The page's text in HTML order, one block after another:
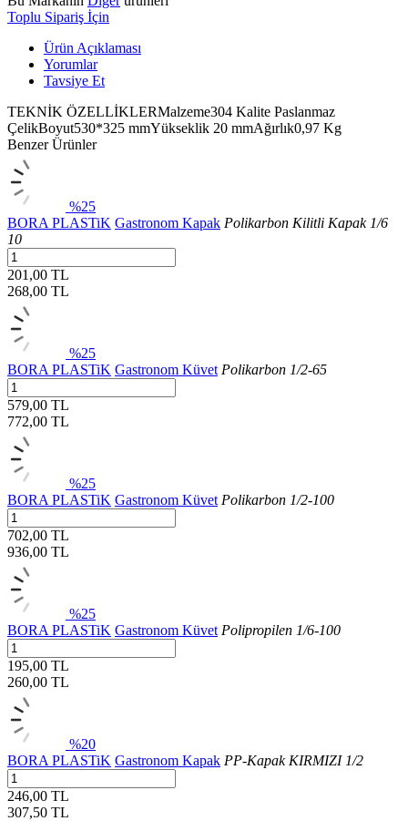
Toplu Sipariş İçin
Ürün Açıklaması
Yorumlar
Tavsiye Et
TEKNİK ÖZELLİKLERMalzeme304 Kalite Paslanmaz
ÇelikBoyut530*325 mmYükseklik 20 mmAğırlık0,97 Kg
Benzer Ürünler
%25
BORA PLASTiK Gastronom Kapak Polikarbon Kilitli Kapak 1/6
10
201,00 TL
268,00 TL
%25
BORA PLASTiK Gastronom Küvet Polikarbon 1/2-65
579,00 TL
772,00 TL
%25
BORA PLASTiK Gastronom Küvet Polikarbon 1/2-100
702,00 TL
936,00 TL
%25
BORA PLASTiK Gastronom Küvet Polipropilen 1/6-100
195,00 TL
260,00 TL
%20
BORA PLASTiK Gastronom Kapak PP-Kapak KIRMIZI 1/2
246,00 TL
307,50 TL